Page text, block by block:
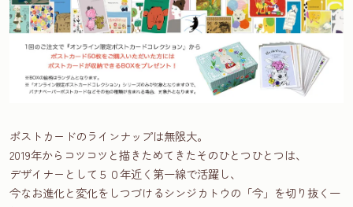
ポストカードのラインナップは無限大。
2019年からコツコツと描きためてきたそのひとつひとつは、
デザイナーとして５０年近く第一線で活躍し、
今なお進化と変化をしつづけるシンジカトウの「今」を切り抜く一